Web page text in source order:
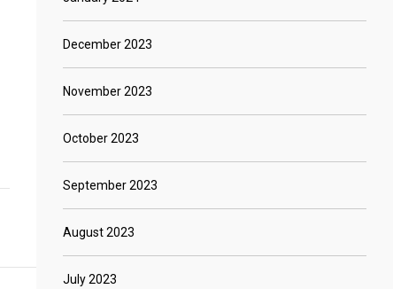
December 2023
November 2023
October 2023
September 2023
August 2023
July 2023